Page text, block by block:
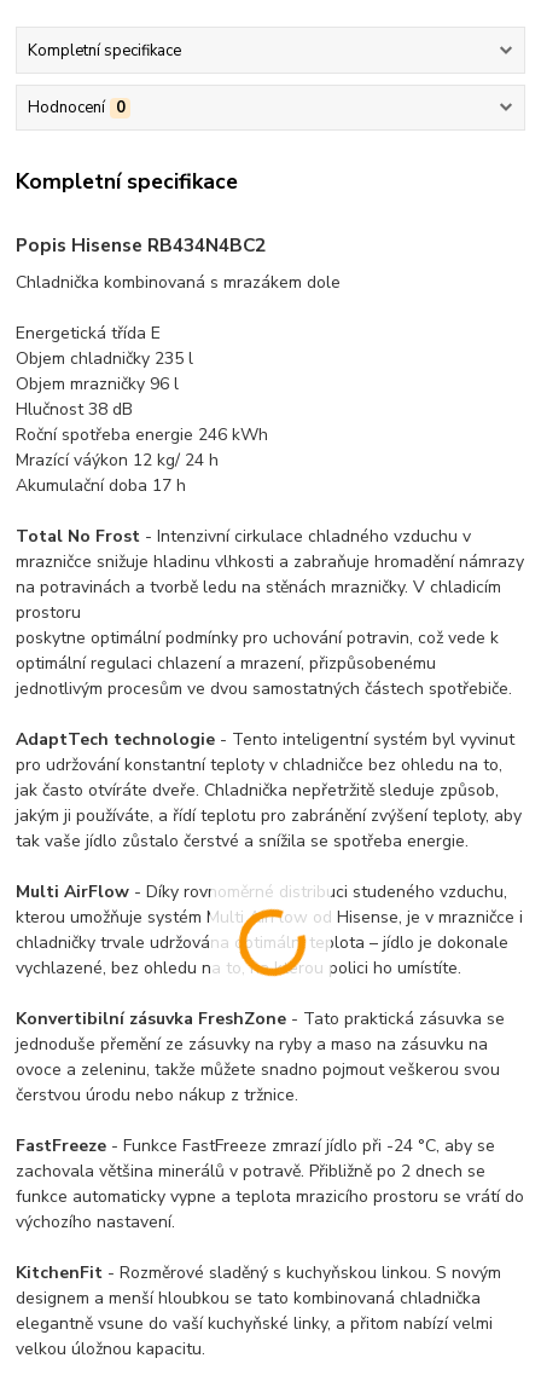
Kompletní specifikace
Hodnocení 0
Kompletní specifikace
Popis Hisense RB434N4BC2
Chladnička kombinovaná s mrazákem dole
Energetická třída E
Objem chladničky 235 l
Objem mrazničky 96 l
Hlučnost 38 dB
Roční spotřeba energie 246 kWh
Mrazící váýkon 12 kg/ 24 h
Akumulační doba 17 h
Total No Frost - Intenzivní cirkulace chladného vzduchu v
mrazničce snižuje hladinu vlhkosti a zabraňuje hromadění námrazy
na potravinách a tvorbě ledu na stěnách mrazničky. V chladicím
prostoru
poskytne optimální podmínky pro uchování potravin, což vede k
optimální regulaci chlazení a mrazení, přizpůsobenému
jednotlivým procesům ve dvou samostatných částech spotřebiče.
AdaptTech technologie - Tento inteligentní systém byl vyvinut
pro udržování konstantní teploty v chladničce bez ohledu na to,
jak často otvíráte dveře. Chladnička nepřetržitě sleduje způsob,
jakým ji používáte, a řídí teplotu pro zabránění zvýšení teploty, aby
tak vaše jídlo zůstalo čerstvé a snížila se spotřeba energie.
Multi AirFlow - Díky rovnoměrné distribuci studeného vzduchu,
kterou umožňuje systém Multi AirFlow od Hisense, je v mrazničce i
chladničky trvale udržována optimální teplota – jídlo je dokonale
vychlazené, bez ohledu na to, na kterou polici ho umístíte.
Konvertibilní zásuvka FreshZone - Tato praktická zásuvka se
jednoduše přemění ze zásuvky na ryby a maso na zásuvku na
ovoce a zeleninu, takže můžete snadno pojmout veškerou svou
čerstvou úrodu nebo nákup z tržnice.
FastFreeze - Funkce FastFreeze zmrazí jídlo při -24 °C, aby se
zachovala většina minerálů v potravě. Přibližně po 2 dnech se
funkce automaticky vypne a teplota mrazicího prostoru se vrátí do
výchozího nastavení.
KitchenFit - Rozměrové sladěný s kuchyňskou linkou. S novým
designem a menší hloubkou se tato kombinovaná chladnička
elegantně vsune do vaší kuchyňské linky, a přitom nabízí velmi
velkou úložnou kapacitu.